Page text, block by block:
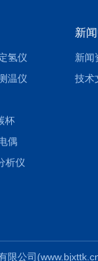
氢仪
温仪
杯
偶
析仪
新
新闻
技术
限公司